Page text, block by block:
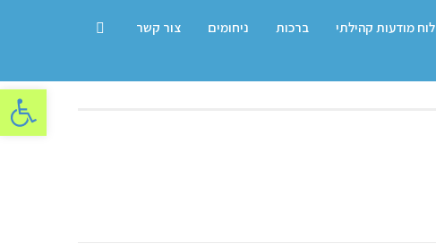
פתח
לוח מודעות קהילתי ברכות ניחומים צור קשר